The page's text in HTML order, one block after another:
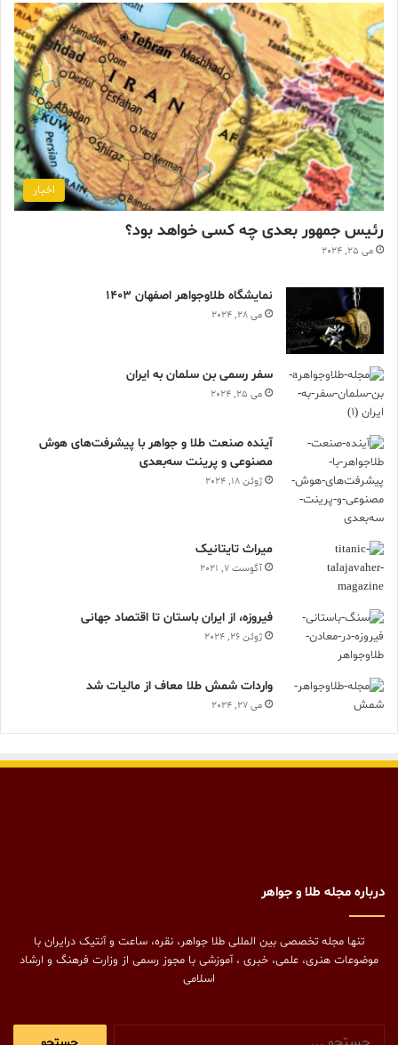
اخبار
رئیس جمهور بعدی چه کسی خواهد بود؟
می 25, 2024
نمایشگاه طلاوجواهر اصفهان 1403
می 28, 2024
سفر رسمی بن سلمان به ایران
می 25, 2024
آینده صنعت طلا و جواهر با پیشرفت‌های هوش
مصنوعی و پرینت سه‌بعدی
ژوئن 18, 2024
ميراث تايتانيک
آگوست 7, 2021
فیروزه، از ایران باستان تا اقتصاد جهانی
ژوئن 26, 2024
واردات شمش طلا معاف از مالیات شد
می 27, 2024
درباره مجله طلا و جواهر
تنها مجله تخصصی بین المللی طلا جواهر، نقره، ساعت و آنتیک درایران با
موضوعات هنری، علمی، خبری ، آموزشی با مجوز رسمی از وزارت فرهنگ و ارشاد
اسلامی